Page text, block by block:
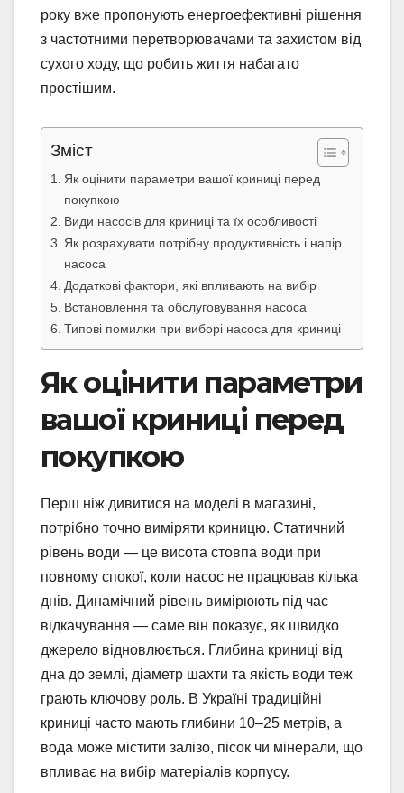
року вже пропонують енергоефективні рішення
з частотними перетворювачами та захистом від
сухого ходу, що робить життя набагато
простішим.
Зміст
Як оцінити параметри вашої криниці перед
покупкою
Види насосів для криниці та їх особливості
Як розрахувати потрібну продуктивність і напір
насоса
Додаткові фактори, які впливають на вибір
Встановлення та обслуговування насоса
Типові помилки при виборі насоса для криниці
Як оцінити параметри
вашої криниці перед
покупкою
Перш ніж дивитися на моделі в магазині,
потрібно точно виміряти криницю. Статичний
рівень води — це висота стовпа води при
повному спокої, коли насос не працював кілька
днів. Динамічний рівень вимірюють під час
відкачування — саме він показує, як швидко
джерело відновлюється. Глибина криниці від
дна до землі, діаметр шахти та якість води теж
грають ключову роль. В Україні традиційні
криниці часто мають глибини 10–25 метрів, а
вода може містити залізо, пісок чи мінерали, що
впливає на вибір матеріалів корпусу.